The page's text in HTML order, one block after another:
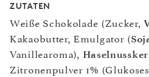
ZUTATEN
Weiße Schokolade (Zucker,
Kakaobutter, Emulgator (
Vanillearoma),
Zitronenpulver 1%